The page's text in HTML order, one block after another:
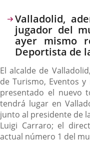
Valladolid,
jugador del
ayer mismo
Deportista de
El alcalde de
de Turismo, Eventos y
presentado el nuevo
tendrá lugar en
junto al presidente de
Luigi Carraro; el
actual número 1 del